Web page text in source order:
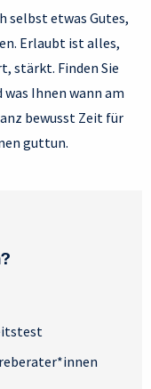
selbst etwas Gutes,
Erlaubt ist alles,
stärkt. Finden Sie
Ihnen wann am
bewusst Zeit für
guttun.